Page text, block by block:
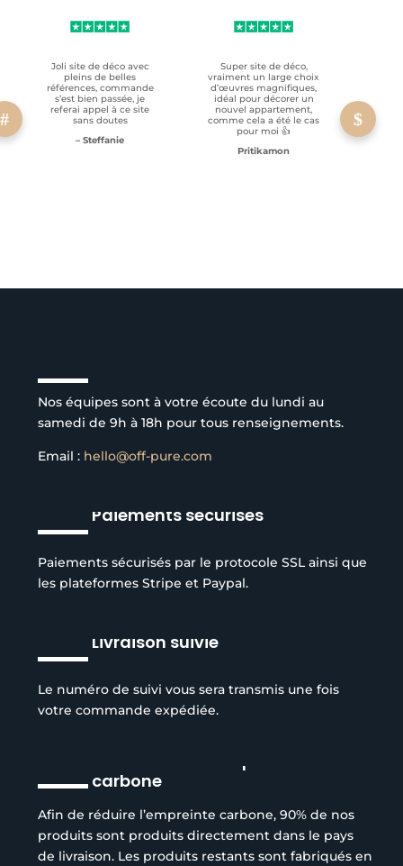
Joli site de déco avec
pleins de belles
références, commande
s’est bien passée, je
referai appel à ce site
sans doutes
– Steffanie
Super site de déco,
vraiment un large choix
d’œuvres magnifiques,
idéal pour décorer un
nouvel appartement,
comme cela a été le cas
pour moi 👍
Pritikamon
Nos équipes sont à votre écoute du lundi au
samedi de 9h à 18h pour tous renseignements.
Email : hello@off-pure.com
Paiements sécurisés
Paiements sécurisés par le protocole SSL ainsi que
les plateformes Stripe et Paypal.
Livraison suivie
Le numéro de suivi vous sera transmis une fois
votre commande expédiée.
Réduction de l’empreinte
carbone
Afin de réduire l’empreinte carbone, 90% de nos
produits sont produits directement dans le pays
de livraison. Les produits restants sont fabriqués en